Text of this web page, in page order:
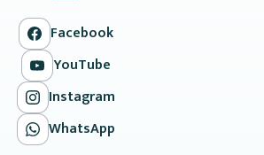
Facebook
YouTube
Instagram
WhatsApp